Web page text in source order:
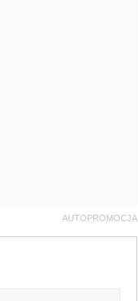
AUTOPROMOCJA